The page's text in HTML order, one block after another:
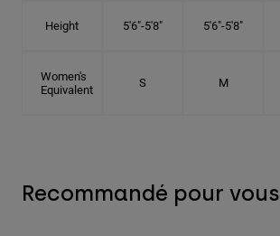
Height 5'6"-5'8" 5'6"-5'8"
Women's
Equivalent
S M
Recommandé pour vous